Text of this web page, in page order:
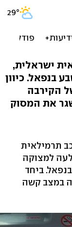
ישראלית,
בנפאל. כיוון
הקירבה
את המסוק
תרמילאית
למצוקה
ביחד
במצב קשה